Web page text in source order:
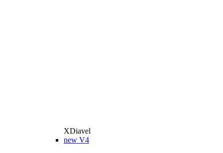
XDiavel
new V4